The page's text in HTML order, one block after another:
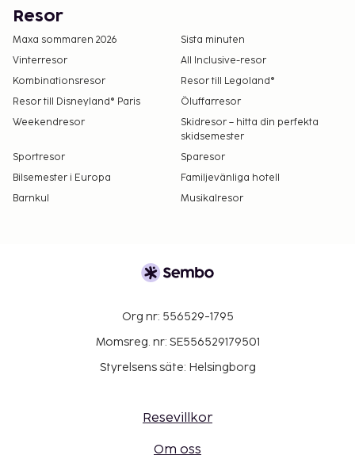
Resor
Maxa sommaren 2026
Sista minuten
Vinterresor
All Inclusive-resor
Kombinationsresor
Resor till Legoland®
Resor till Disneyland® Paris
Öluffarresor
Weekendresor
Skidresor – hitta din perfekta
skidsemester
Sportresor
Sparesor
Bilsemester i Europa
Familjevänliga hotell
Barnkul
Musikalresor
Org nr: 556529-1795
Momsreg. nr: SE556529179501
Styrelsens säte: Helsingborg
Resevillkor
Om oss